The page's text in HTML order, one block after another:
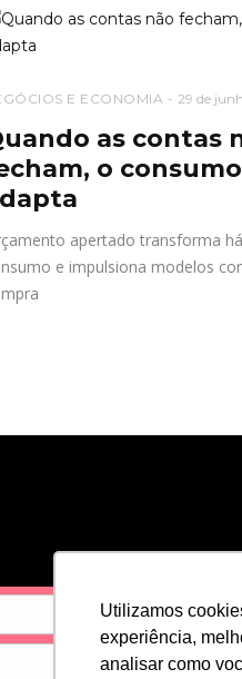
Utilizamos
experiência,
analisar como
E ECONOMIA 29 de
as contas
o
apertado transforma
e impulsiona modelos